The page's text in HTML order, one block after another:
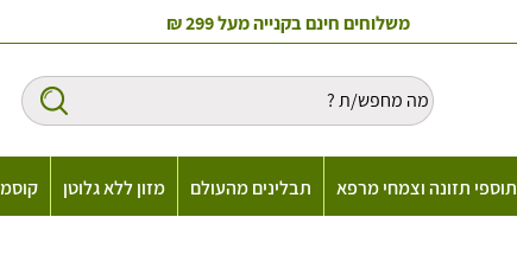
משלוחים חינם בקנייה מעל 299 ₪
תוספי תזונה וצמחי מרפא תבלינים מהעולם מזון ללא גלוטן